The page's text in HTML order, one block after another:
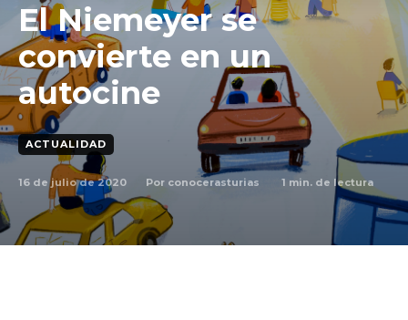
El Niemeyer se
convierte en un
autocine
ACTUALIDAD
16 de julio de 2020 Por conocerasturias 1 min. de lectura